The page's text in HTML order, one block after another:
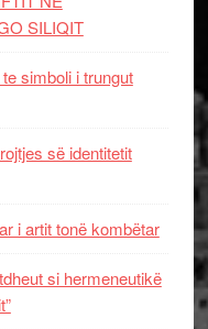
SILIQIT
simboli i trungut
së identitetit
i artit tonë kombëtar
si hermeneutikë